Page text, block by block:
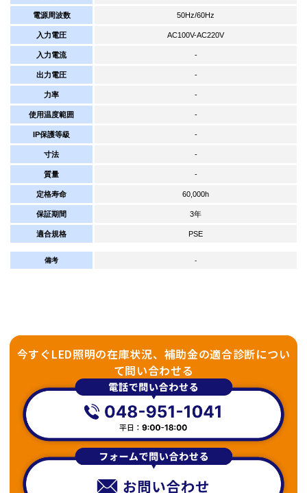
電源周波数 50Hz/60Hz
入力電圧 AC100V-AC220V
入力電流 -
出力電圧 -
力率 -
使用温度範囲 -
IP保護等級 -
寸法 -
質量 -
定格寿命 60,000h
保証期間 3年
適合規格 PSE
備考 -
今すぐLED照明の在庫状況、補助金の適合診断につい
て問い合わせる